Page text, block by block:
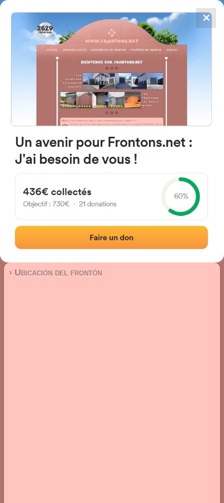
FRONTONS.NET
BUSCAR UN FRONTÓN
AÑADIR UN FRONTÓN
4784
frontones
Dr. A. O. Gamundi Gral. Pico La
700-798 Argentina
Frontón de pared izquierda
Localización|Fotos|Comentarios y reseñas
› Ubicación del frontón
✕